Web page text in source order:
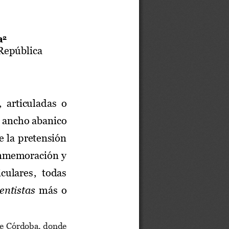
2
articuladas  o
abanico
la pretensión
y
,  todas
más o
Córdoba, donde